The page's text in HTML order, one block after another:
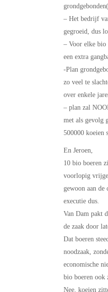
– Het bedrijf
gegroeid, dus
– Voor elke bio
een extra
-Plan
zo veel te
over enkele
– plan zal
met als gevolg
500000 koeien
En Jeroen,
10 bio boeren
voorlopig
gewoon aan
executie dus.
Van Dam pakt
de zaak door
Dat boeren
noodzaak,
economische
bio boeren ook
Nee, koeien